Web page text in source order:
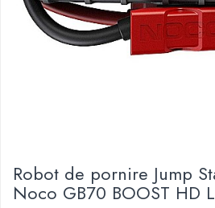
Becuri LED
Aplice LED
Prelungitoare
Stabilizatoare tensiune
Baterii Zinc-Aer
Robot de pornire Jump
Noco GB70 BOOST HD